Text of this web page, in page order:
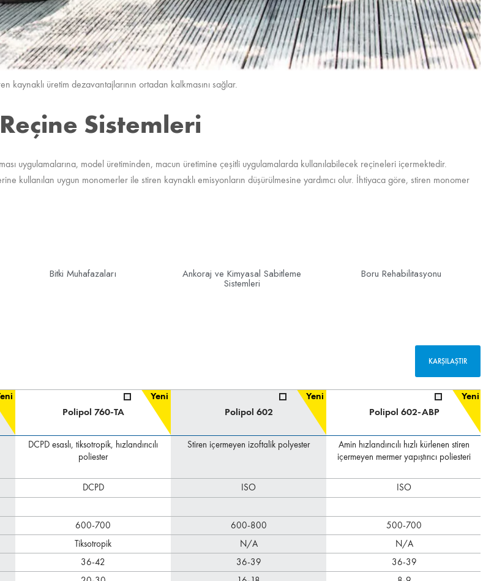
üretim dezavantajlarının ortadan kalkmasını sağlar.
Sistemleri
uygulamalarına, model üretiminden, macun üretimine çeşitli uygulamalarda kullanılabilecek reçineleri içermektedir.
kullanılan uygun monomerler ile stiren kaynaklı emisyonların düşürülmesine yardımcı olur. İhtiyaca göre, stiren monomer
Bitki Muhafazaları Ankoraj ve Kimyasal Sabitleme
Sistemleri
Boru Rehabilitasyonu
KARŞILAŞTIR
Polipol 760-TA
Yeni
DCPD esaslı, tiksotropik, hızlandırıcılı
poliester
DCPD
600-700
Tiksotropik
36-42
Polipol 602
Yeni
Stiren içermeyen izoftalik polyester
ISO
600-800
N/A
36-39
Polipol 602-ABP
Yeni
Amin hızlandırıcılı hızlı kürlenen stiren
içermeyen mermer yapıştırıcı poliesteri
ISO
500-700
N/A
36-39